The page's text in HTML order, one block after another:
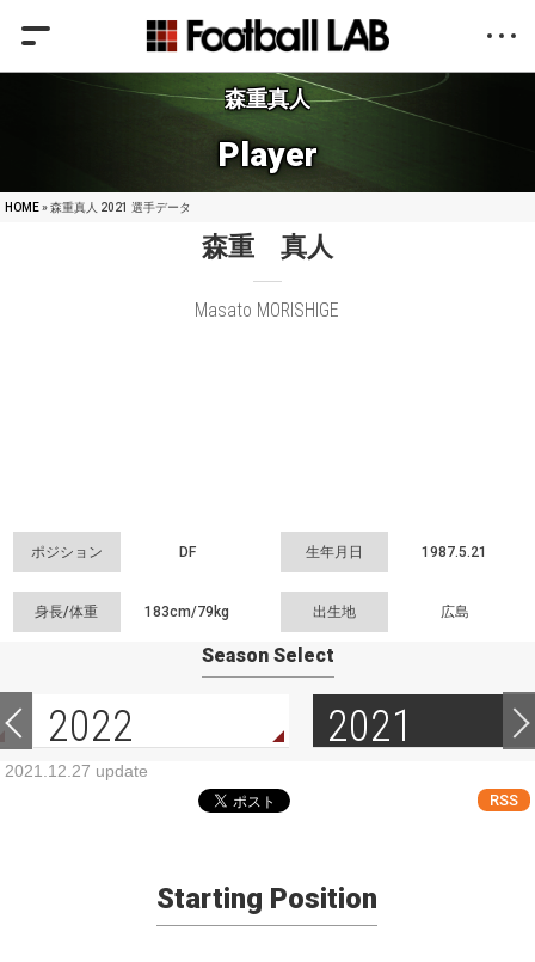
森重真人
Player
HOME» 森重真人 2021 選手データ
森重 真人
Masato MORISHIGE
ポジション DF 生年月日 1987.5.21
身長/体重 183cm/79kg 出生地 広島
Season Select
2022 2021
2021.12.27 update
RSS
Starting Position